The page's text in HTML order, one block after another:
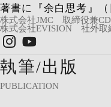
著書に『余白思考』（
株式会社JMC 取締役兼
株式会社EVISION 社外取
執筆/出版
PUBLICATION